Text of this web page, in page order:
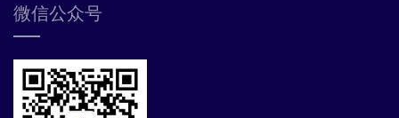
微信公众号